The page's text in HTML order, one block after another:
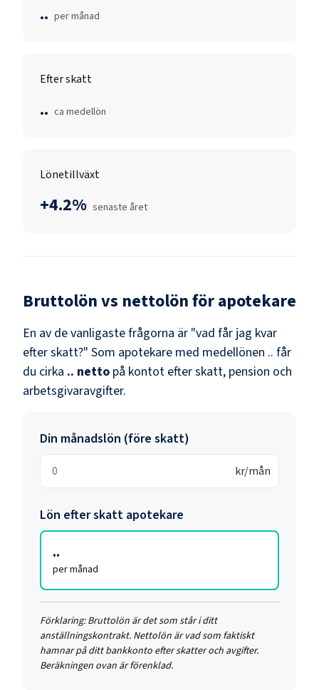
.. per månad
Efter skatt
.. ca medellön
Lönetillväxt
+4.2% senaste året
Bruttolön vs nettolön förapotekare
En av de vanligaste frågorna är "vad får jag kvar
efter skatt?" Som apotekare med medellönen .. får
du cirka .. netto på kontot efter skatt, pension och
arbetsgivaravgifter.
Din månadslön (före skatt)
kr/mån
Lön efter skatt apotekare
..
per månad
Förklaring: Bruttolön är det som står i ditt
anställningskontrakt. Nettolön är vad som faktiskt
hamnar på ditt bankkonto efter skatter och avgifter.
Beräkningen ovan är förenklad.